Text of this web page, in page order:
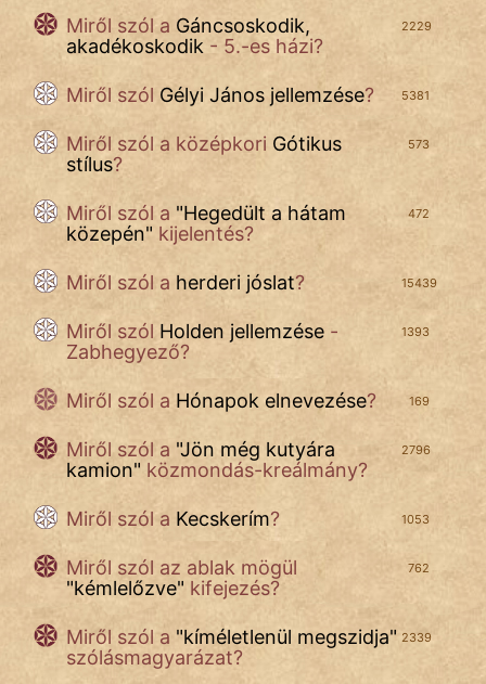
ÉLETMÓD
MAGYARSÁG
És
TÖRTÉNELEM
Népszerű szerzőink:
cinege
Hunor
Jób Gedeon
Láron Ádám
mikkamakka
vörös ördög
nagyöreg
NapHold
2229
Miről szól a Gáncsoskodik,
akadékoskodik - 5.-es házi?
5381
Miről szól Gélyi János jellemzése?
573
Miről szól a középkori Gótikus
stílus?
472
Miről szól a "Hegedült a hátam
közepén" kijelentés?
15439
Miről szól a herderi jóslat?
1393
Miről szól Holden jellemzése -
Zabhegyező?
169
Miről szól a Hónapok elnevezése?
2796
Miről szól a "Jön még kutyára
kamion" közmondás-kreálmány?
1053
Miről szól a Kecskerím?
762
Miről szól az ablak mögül
"kémlelőzve" kifejezés?
2339
Miről szól a "kíméletlenül megszidja"
szólásmagyarázat?